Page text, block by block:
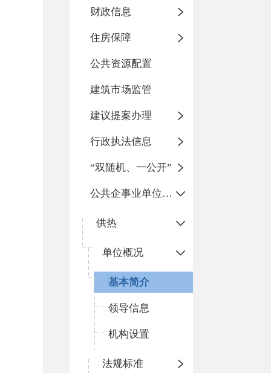
财政信息
住房保障
公共资源配置
建筑市场监管
建议提案办理
行政执法信息
“双随机、一公开”
公共企事业单位信息公开
供热
单位概况
基本简介
领导信息
机构设置
法规标准